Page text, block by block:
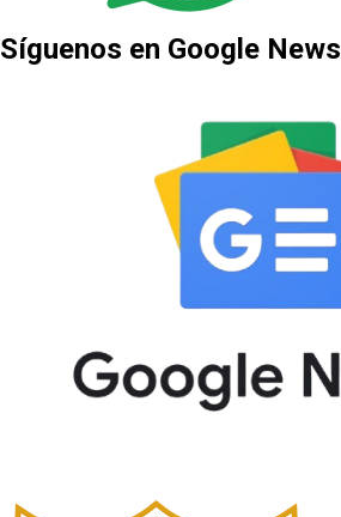
Síguenos en Google News